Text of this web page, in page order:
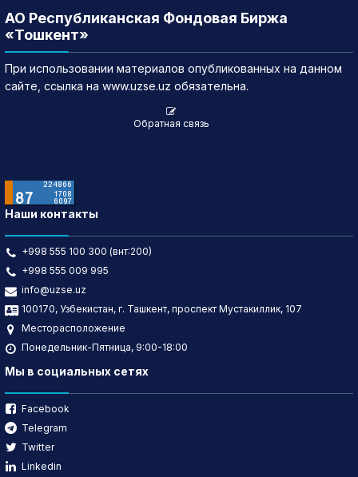
АО Республиканская Фондовая Биржа
«Тошкент»
При использовании материалов опубликованных на данном
сайте, ссылка на www.uzse.uz обязательна.
Обратная связь
Наши контакты
+998 555 100 300 (внт:200)
+998 555 009 995
info@uzse.uz
100170, Узбекистан, г. Ташкент, проспект Мустакиллик, 107
Месторасположение
Понедельник-Пятница, 9:00-18:00
Мы в социальных сетях
Facebook
Telegram
Twitter
Linkedin